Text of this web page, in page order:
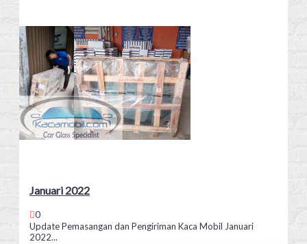
Januari 2022
0
Update Pemasangan dan Pengiriman Kaca Mobil Januari
2022...